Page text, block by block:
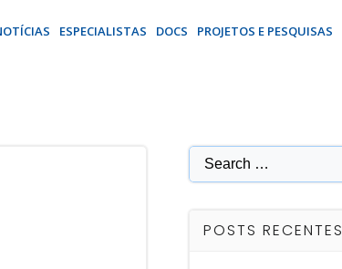
ESPECIALISTAS DOCS PROJETOS E PESQUISAS
Search
for:
POSTS RECENTES